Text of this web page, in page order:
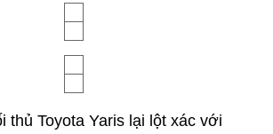
thủ Toyota Yaris lại lột xác với